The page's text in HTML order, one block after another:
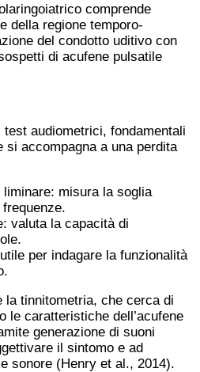
comprende
della regione temporo-
del condotto uditivo con
di acufene pulsatile
audiometrici, fondamentali
si accompagna a una perdita
misura la soglia
valuta la capacità di
per indagare la funzionalità
la tinnitometria, che cerca di
le caratteristiche dell’acufene
generazione di suoni
il sintomo e ad
sonore (Henry et al., 2014).